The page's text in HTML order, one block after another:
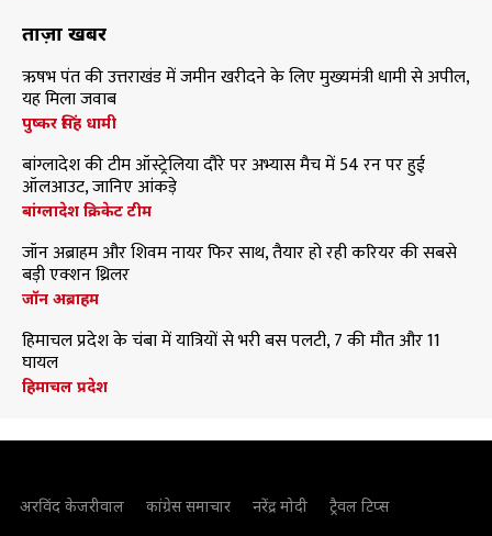
ताज़ा खबरें
ऋषभ पंत की उत्तराखंड में जमीन खरीदने के लिए मुख्यमंत्री धामी से अपील,
यह मिला जवाब
पुष्कर सिंह धामी
बांग्लादेश की टीम ऑस्ट्रेलिया दौरे पर अभ्यास मैच में 54 रन पर हुई
ऑलआउट, जानिए आंकड़े
बांग्लादेश क्रिकेट टीम
जॉन अब्राहम और शिवम नायर फिर साथ, तैयार हो रही करियर की सबसे
बड़ी एक्शन थ्रिलर
जॉन अब्राहम
हिमाचल प्रदेश के चंबा में यात्रियों से भरी बस पलटी, 7 की मौत और 11
घायल
हिमाचल प्रदेश
अरविंद केजरीवाल कांग्रेस समाचार नरेंद्र मोदी
ट्रैवल टिप्स